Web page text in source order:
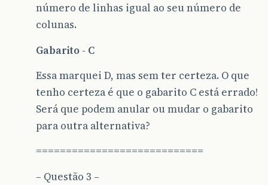
número de linhas igual ao seu número de
colunas.
Gabarito - C
Essa marquei D, mas sem ter certeza. O que
tenho certeza é que o gabarito C está errado!
Será que podem anular ou mudar o gabarito
para outra alternativa?
============================
– Questão 3 –